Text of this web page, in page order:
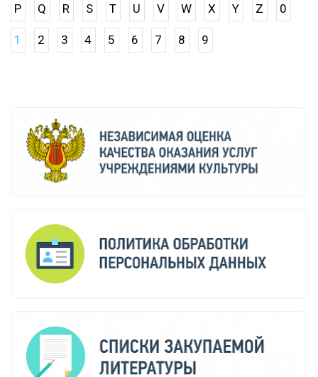
P Q R S T U V W X Y Z 0
1 2 3 4 5 6 7 8 9